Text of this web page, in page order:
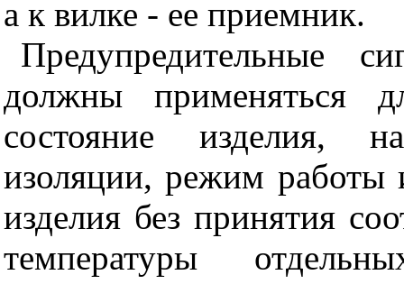
а к вилке - ее приемник.
Предупредительные
должны применяться
состояние изделия,
изоляции, режим работы
изделия без принятия
температуры